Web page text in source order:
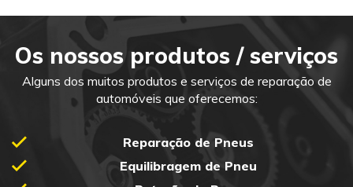
Os nossos produtos / serviços
Alguns dos muitos produtos e serviços de reparação de
automóveis que oferecemos:
Reparação de Pneus
Equilibragem de Pneu